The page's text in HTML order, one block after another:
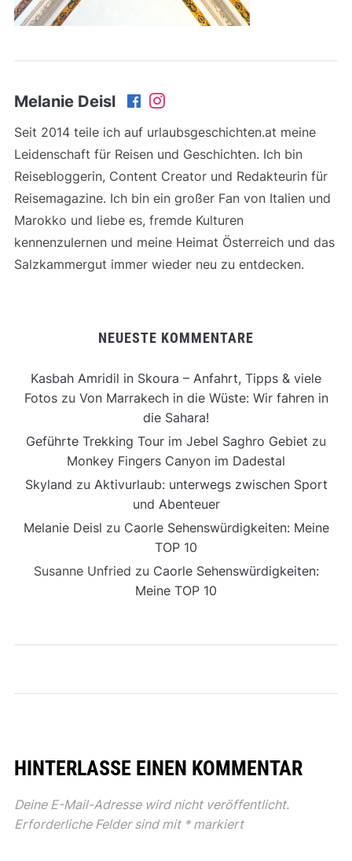
Melanie Deisl
Seit 2014 teile ich auf urlaubsgeschichten.at meine
Leidenschaft für Reisen und Geschichten. Ich bin
Reisebloggerin, Content Creator und Redakteurin für
Reisemagazine. Ich bin ein großer Fan von Italien und
Marokko und liebe es, fremde Kulturen
kennenzulernen und meine Heimat Österreich und das
Salzkammergut immer wieder neu zu entdecken.
NEUESTE KOMMENTARE
Kasbah Amridil in Skoura – Anfahrt, Tipps & viele
Fotoszu Von Marrakech in die Wüste: Wir fahren in
die Sahara!
Geführte Trekking Tour im Jebel Saghro Gebiet zu
Monkey Fingers Canyon im Dadestal
Skyland zu Aktivurlaub: unterwegs zwischen Sport
und Abenteuer
Melanie Deisl zu Caorle Sehenswürdigkeiten: Meine
TOP 10
Susanne Unfried zu Caorle Sehenswürdigkeiten:
Meine TOP 10
HINTERLASSE EINEN KOMMENTAR
Deine E-Mail-Adresse wird nicht veröffentlicht.
Erforderliche Felder sind mit *markiert